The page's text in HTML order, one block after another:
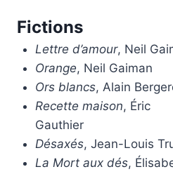
Fictions
Lettre d’amour, Neil
Orange, Neil Gaiman
Ors blancs, Alain
Recette maison, Éric
Gauthier
Désaxés, Jean-Louis
La Mort aux dés,